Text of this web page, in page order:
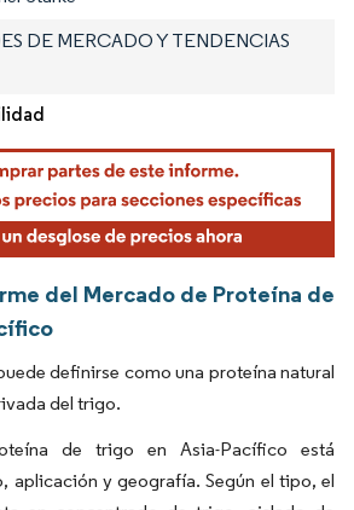
DE MERCADO Y TENDENCIAS
del Mercado de Proteína de
definirse como una proteína natural
del trigo.
de trigo en Asia-Pacífico está
aplicación y geografía. Según el tipo, el